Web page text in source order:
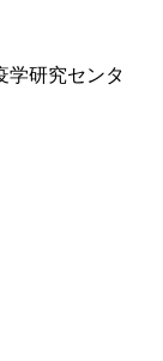
研究センタ